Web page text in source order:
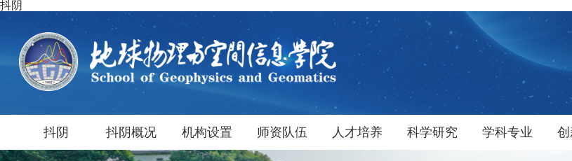
抖阴
抖阴 抖阴概况 机构设置 师资队伍 人才培养 科学研究 学科专业 创